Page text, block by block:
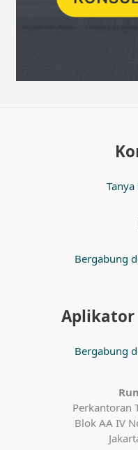
Bergabung
Aplikator
Bergabung
Perkantoran
Blok AA IV